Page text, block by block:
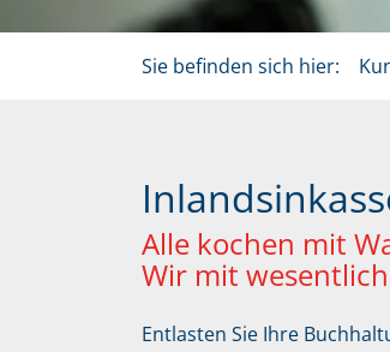
Sie befinden sich hier:
Alle kochen mit
Wir mit
Entlasten Sie Ihre